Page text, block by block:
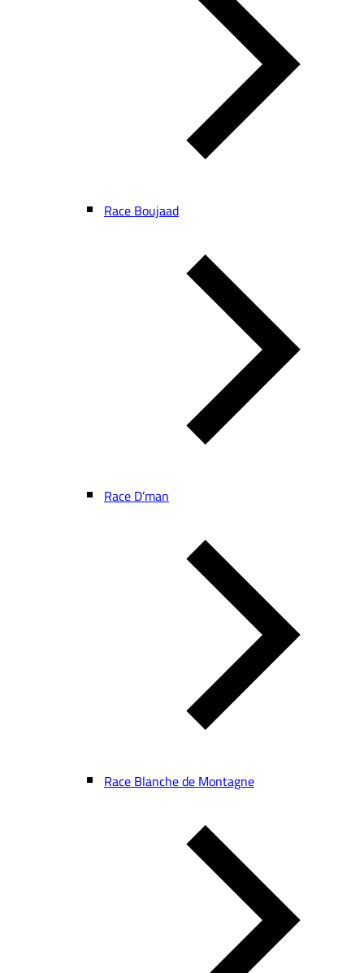
Race Boujaad
Race D’man
Race Blanche de Montagne